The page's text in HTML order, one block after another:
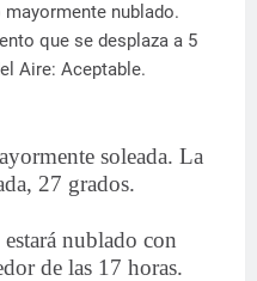
nublado.
que se desplaza a 5
Aire: Aceptable.
soleada. La
27 grados.
nublado con
de las 17 horas.